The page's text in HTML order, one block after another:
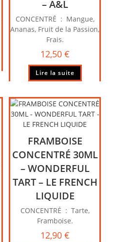
– A&L
CONCENTRÉ : Mangue,
Ananas, Fruit de la Passion,
Frais.
12,50 €
Lire la suite
FRAMBOISE
CONCENTRÉ 30ML
– WONDERFUL
TART – LE FRENCH
LIQUIDE
CONCENTRÉ : Tarte,
Framboise.
12,90 €